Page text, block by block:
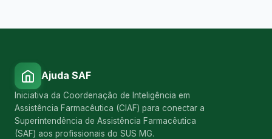
Ajuda SAF
Iniciativa da Coordenação de Inteligência em
Assistência Farmacêutica (CIAF) para conectar a
Superintendência de Assistência Farmacêutica
(SAF) aos profissionais do SUS MG.